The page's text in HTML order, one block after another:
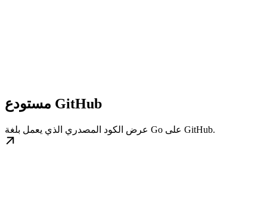
مستودع GitHub
عرض الكود المصدري الذي يعمل بلغة Go على GitHub.